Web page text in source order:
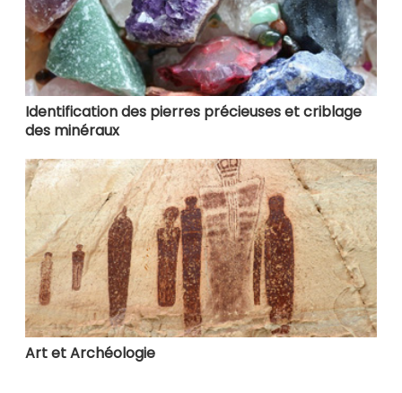
Identification des pierres précieuses et criblage
des minéraux
Art et Archéologie